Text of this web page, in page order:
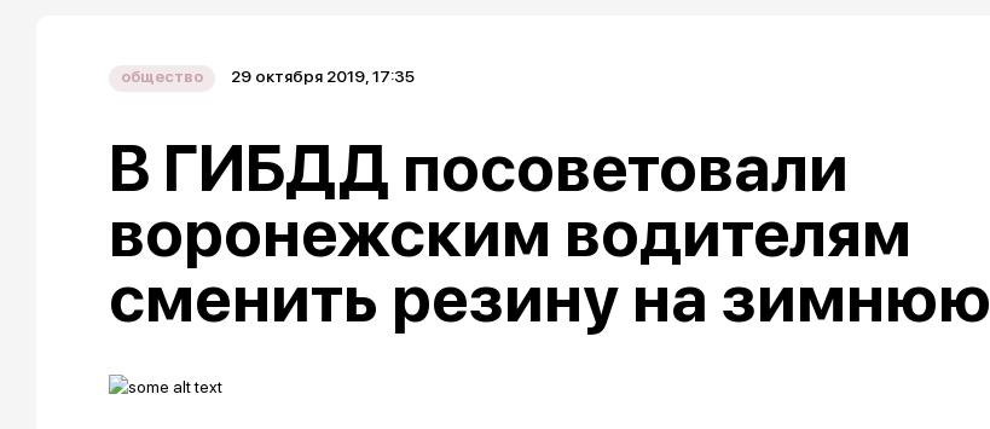
общество 29 октября 2019, 17:35
В ГИБДД посоветовали
воронежским водителям
сменить резину на зимнюю